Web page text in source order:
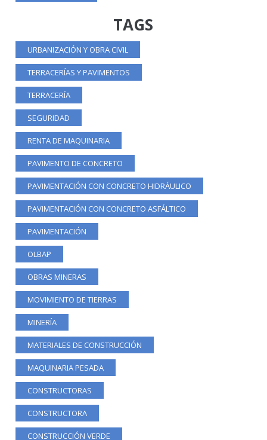
TAGS
URBANIZACIÓN Y OBRA CIVIL
TERRACERÍAS Y PAVIMENTOS
TERRACERÍA
SEGURIDAD
RENTA DE MAQUINARIA
PAVIMENTO DE CONCRETO
PAVIMENTACIÓN CON CONCRETO HIDRÁULICO
PAVIMENTACIÓN CON CONCRETO ASFÁLTICO
PAVIMENTACIÓN
OLBAP
OBRAS MINERAS
MOVIMIENTO DE TIERRAS
MINERÍA
MATERIALES DE CONSTRUCCIÓN
MAQUINARIA PESADA
CONSTRUCTORAS
CONSTRUCTORA
CONSTRUCCIÓN VERDE